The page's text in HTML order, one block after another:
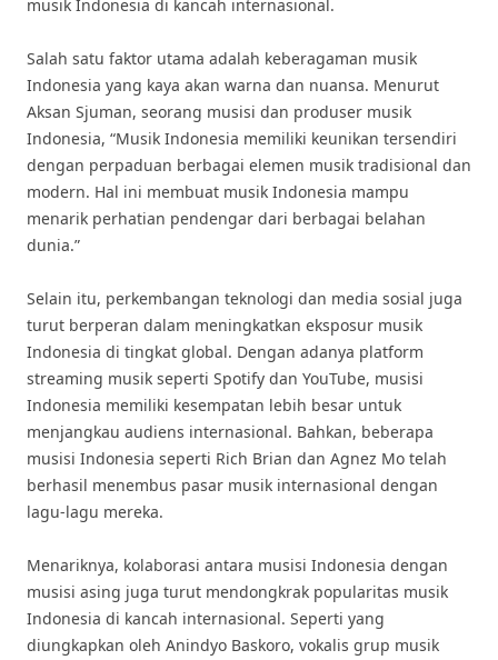
musik Indonesia di kancah internasional.
Salah satu faktor utama adalah keberagaman musik
Indonesia yang kaya akan warna dan nuansa. Menurut
Aksan Sjuman, seorang musisi dan produser musik
Indonesia, “Musik Indonesia memiliki keunikan tersendiri
dengan perpaduan berbagai elemen musik tradisional dan
modern. Hal ini membuat musik Indonesia mampu
menarik perhatian pendengar dari berbagai belahan
dunia.”
Selain itu, perkembangan teknologi dan media sosial juga
turut berperan dalam meningkatkan eksposur musik
Indonesia di tingkat global. Dengan adanya platform
streaming musik seperti Spotify dan YouTube, musisi
Indonesia memiliki kesempatan lebih besar untuk
menjangkau audiens internasional. Bahkan, beberapa
musisi Indonesia seperti Rich Brian dan Agnez Mo telah
berhasil menembus pasar musik internasional dengan
lagu-lagu mereka.
Menariknya, kolaborasi antara musisi Indonesia dengan
musisi asing juga turut mendongkrak popularitas musik
Indonesia di kancah internasional. Seperti yang
diungkapkan oleh Anindyo Baskoro, vokalis grup musik